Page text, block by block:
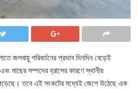
জলবায়ু পরিবর্তনের প্রভাব দিনদিন বেড়েই
মাছের সম্পদের হ্রাসের কারণে স্থানীয়
তবে এই সংকটের মধ্যেই জেগে উঠেছে এক